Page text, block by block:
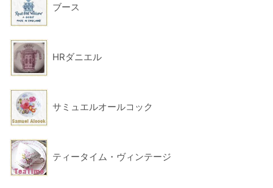
ブース
HRダニエル
サミュエルオールコック
ティータイム・ヴィンテージ